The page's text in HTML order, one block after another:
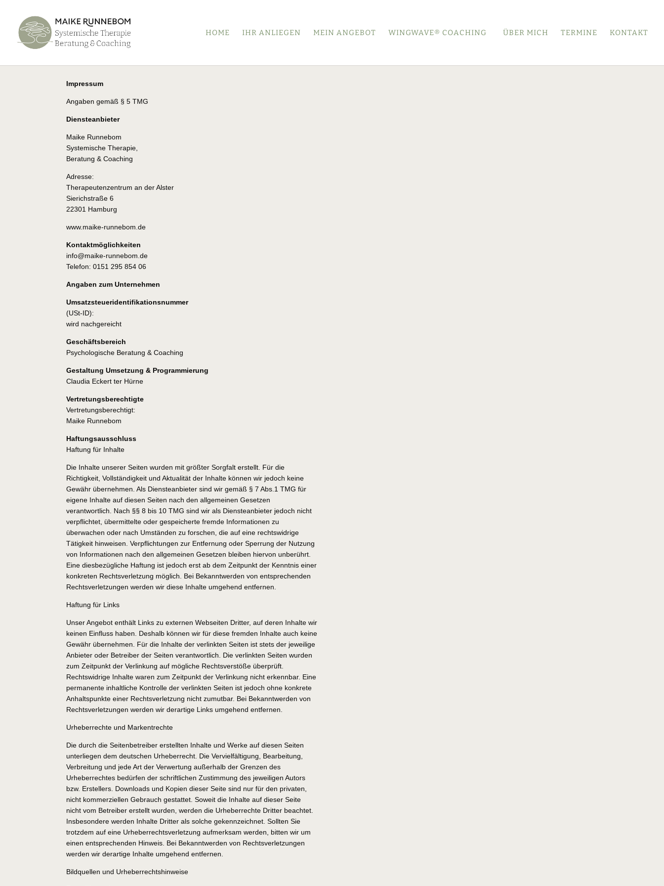
HOME IHR ANLIEGEN MEIN ANGEBOT WINGWAVE® COACHING ÜBER MICH TERMINE KONTAKT
Impressum
Angaben gemäß § 5 TMG
Diensteanbieter
Maike Runnebom
Systemische Therapie,
Beratung & Coaching
Adresse:
Therapeutenzentrum an der Alster
Sierichstraße 6
22301 Hamburg
www.maike-runnebom.de
Kontaktmöglichkeiten
info@maike-runnebom.de
Telefon: 0151 295 854 06
Angaben zum Unternehmen
Umsatzsteueridentifikationsnummer
(USt-ID):
wird nachgereicht
Geschäftsbereich
Psychologische Beratung & Coaching
Gestaltung Umsetzung & Programmierung
Claudia Eckert ter Hürne
Vertretungsberechtigte
Vertretungsberechtigt:
Maike Runnebom
Haftungsausschluss
Haftung für Inhalte
Die Inhalte unserer Seiten wurden mit größter Sorgfalt erstellt. Für die
Richtigkeit, Vollständigkeit und Aktualität der Inhalte können wir jedoch keine
Gewähr übernehmen. Als Diensteanbieter sind wir gemäß § 7 Abs.1 TMG für
eigene Inhalte auf diesen Seiten nach den allgemeinen Gesetzen
verantwortlich. Nach §§ 8 bis 10 TMG sind wir als Diensteanbieter jedoch nicht
verpflichtet, übermittelte oder gespeicherte fremde Informationen zu
überwachen oder nach Umständen zu forschen, die auf eine rechtswidrige
Tätigkeit hinweisen. Verpflichtungen zur Entfernung oder Sperrung der Nutzung
von Informationen nach den allgemeinen Gesetzen bleiben hiervon unberührt.
Eine diesbezügliche Haftung ist jedoch erst ab dem Zeitpunkt der Kenntnis einer
konkreten Rechtsverletzung möglich. Bei Bekanntwerden von entsprechenden
Rechtsverletzungen werden wir diese Inhalte umgehend entfernen.
Haftung für Links
Unser Angebot enthält Links zu externen Webseiten Dritter, auf deren Inhalte wir
keinen Einfluss haben. Deshalb können wir für diese fremden Inhalte auch keine
Gewähr übernehmen. Für die Inhalte der verlinkten Seiten ist stets der jeweilige
Anbieter oder Betreiber der Seiten verantwortlich. Die verlinkten Seiten wurden
zum Zeitpunkt der Verlinkung auf mögliche Rechtsverstöße überprüft.
Rechtswidrige Inhalte waren zum Zeitpunkt der Verlinkung nicht erkennbar. Eine
permanente inhaltliche Kontrolle der verlinkten Seiten ist jedoch ohne konkrete
Anhaltspunkte einer Rechtsverletzung nicht zumutbar. Bei Bekanntwerden von
Rechtsverletzungen werden wir derartige Links umgehend entfernen.
Urheberrechte und Markentrechte
Die durch die Seitenbetreiber erstellten Inhalte und Werke auf diesen Seiten
unterliegen dem deutschen Urheberrecht. Die Vervielfältigung, Bearbeitung,
Verbreitung und jede Art der Verwertung außerhalb der Grenzen des
Urheberrechtes bedürfen der schriftlichen Zustimmung des jeweiligen Autors
bzw. Erstellers. Downloads und Kopien dieser Seite sind nur für den privaten,
nicht kommerziellen Gebrauch gestattet. Soweit die Inhalte auf dieser Seite
nicht vom Betreiber erstellt wurden, werden die Urheberrechte Dritter beachtet.
Insbesondere werden Inhalte Dritter als solche gekennzeichnet. Sollten Sie
trotzdem auf eine Urheberrechtsverletzung aufmerksam werden, bitten wir um
einen entsprechenden Hinweis. Bei Bekanntwerden von Rechtsverletzungen
werden wir derartige Inhalte umgehend entfernen.
Bildquellen und Urheberrechtshinweise